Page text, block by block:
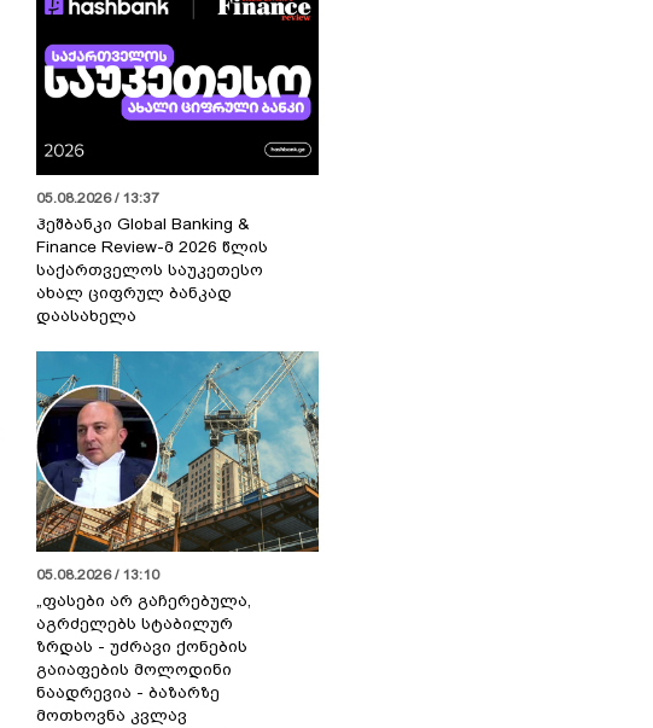
05.08.2026 / 13:37
ჰეშბანკი Global Banking &
Finance Review-მ 2026 წლის
საქართველოს საუკეთესო
ახალ ციფრულ ბანკად
დაასახელა
05.08.2026 / 13:10
„ფასები არ გაჩერებულა,
აგრძელებს სტაბილურ
ზრდას - უძრავი ქონების
გაიაფების მოლოდინი
ნაადრევია - ბაზარზე
მოთხოვნა კვლავ